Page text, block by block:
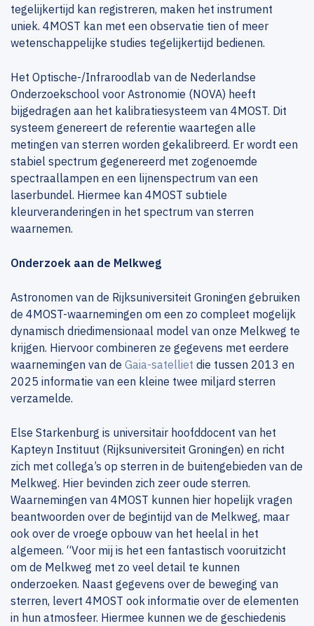
tegelijkertijd kan registreren, maken het instrument
uniek. 4MOST kan met een observatie tien of meer
wetenschappelijke studies tegelijkertijd bedienen.
Het Optische-/Infraroodlab van de Nederlandse
Onderzoekschool voor Astronomie (NOVA) heeft
bijgedragen aan het kalibratiesysteem van 4MOST. Dit
systeem genereert de referentie waartegen alle
metingen van sterren worden gekalibreerd. Er wordt een
stabiel spectrum gegenereerd met zogenoemde
spectraallampen en een lijnenspectrum van een
laserbundel. Hiermee kan 4MOST subtiele
kleurveranderingen in het spectrum van sterren
waarnemen.
Onderzoek aan de Melkweg
Astronomen van de Rijksuniversiteit Groningen gebruiken
de 4MOST-waarnemingen om een zo compleet mogelijk
dynamisch driedimensionaal model van onze Melkweg te
krijgen. Hiervoor combineren ze gegevens met eerdere
waarnemingen van de Gaia-satelliet die tussen 2013 en
2025 informatie van een kleine twee miljard sterren
verzamelde.
Else Starkenburg is universitair hoofddocent van het
Kapteyn Instituut (Rijksuniversiteit Groningen) en richt
zich met collega’s op sterren in de buitengebieden van de
Melkweg. Hier bevinden zich zeer oude sterren.
Waarnemingen van 4MOST kunnen hier hopelijk vragen
beantwoorden over de begintijd van de Melkweg, maar
ook over de vroege opbouw van het heelal in het
algemeen. “Voor mij is het een fantastisch vooruitzicht
om de Melkweg met zo veel detail te kunnen
onderzoeken. Naast gegevens over de beweging van
sterren, levert 4MOST ook informatie over de elementen
in hun atmosfeer. Hiermee kunnen we de geschiedenis